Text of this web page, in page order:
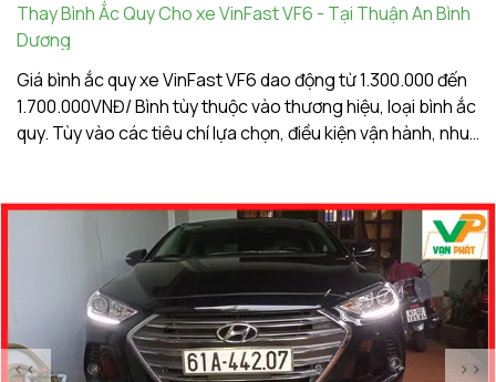
Thay Bình Ắc Quy Cho xe VinFast VF6 - Tại Thuận An Bình
Dương
Giá bình ắc quy xe VinFast VF6 dao động từ 1.300.000 đến
1.700.000VNĐ/ Bình tùy thuộc vào thương hiệu, loại bình ắc
quy. Tùy vào các tiêu chí lựa chọn, điều kiện vận hành, nhu
<< >>